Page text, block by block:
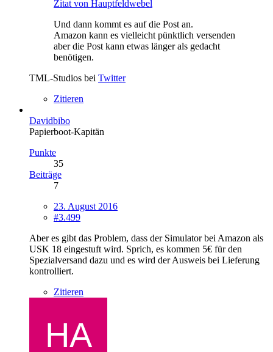
Zitat von Hauptfeldwebel
Und dann kommt es auf die Post an.
Amazon kann es vielleicht pünktlich versenden
aber die Post kann etwas länger als gedacht
benötigen.
TML-Studios bei Twitter
Zitieren
Davidbibo
Papierboot-Kapitän
Punkte
35
Beiträge
7
23. August 2016
#3.499
Aber es gibt das Problem, dass der Simulator bei Amazon als
USK 18 eingestuft wird. Sprich, es kommen 5€ für den
Spezialversand dazu und es wird der Ausweis bei Lieferung
kontrolliert.
Zitieren